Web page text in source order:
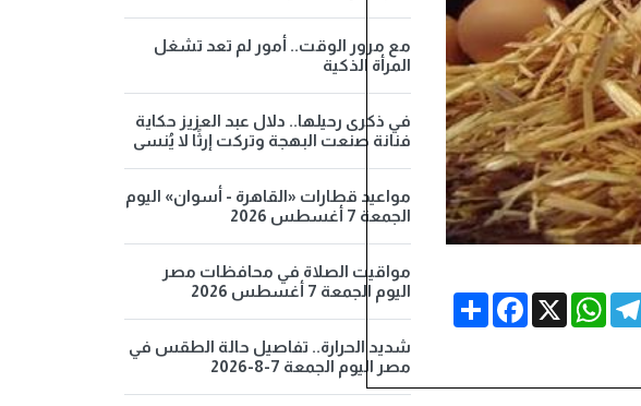
Share
Facebook X
WhatsApp
مع مرور الوقت.. أمور لم تعد تشغل
المرأة الذكية
في ذكرى رحيلها.. دلال عبد العزيز حكاية
فنانة صنعت البهجة وتركت إرثًا لا يُنسى
مواعيد قطارات «القاهرة - أسوان» اليوم
الجمعة 7 أغسطس 2026
مواقيت الصلاة في محافظات مصر
اليوم الجمعة 7 أغسطس 2026
شديد الحرارة.. تفاصيل حالة الطقس في
مصر اليوم الجمعة 7-8-2026